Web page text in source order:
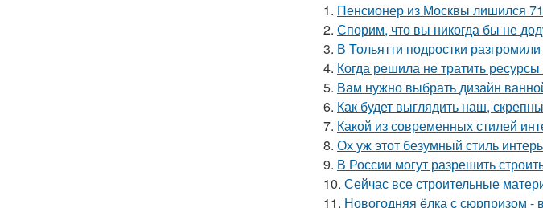
1. Пенсионер из Москвы лишился
2. Спорим, что вы никогда бы не
3. В Тольятти подростки
4. Когда решила не тратить
5. Вам нужно выбрать дизайн
6. Как будет выглядить наш,
7. Какой из современных стилей
8. Ох уж этот безумный стиль
9. В России могут разрешить
10. Сейчас все строительные
11. Новогодняя ёлка с сюрпризом -